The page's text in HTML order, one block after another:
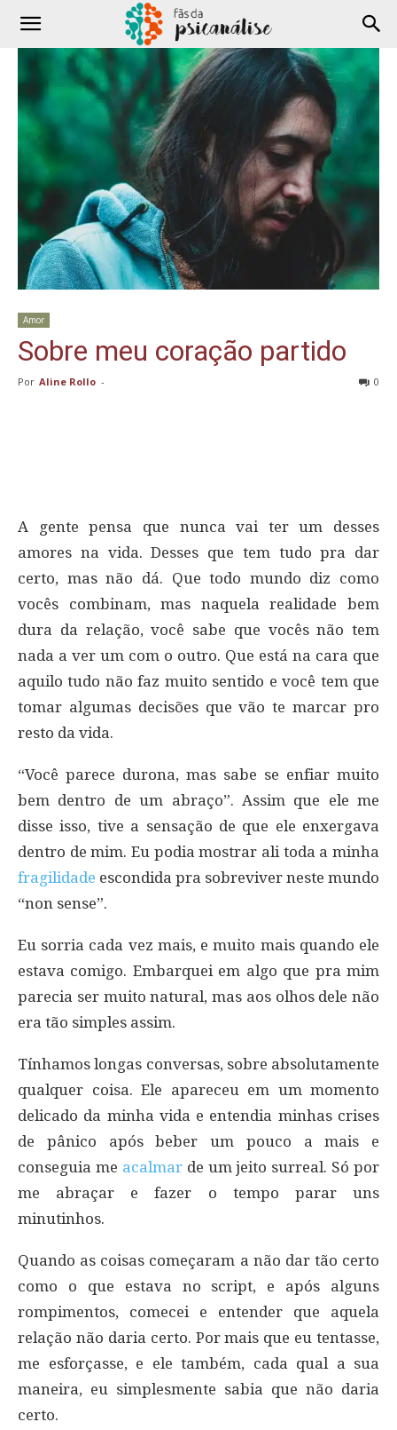
Amor
Sobre meu coração partido
Por Aline Rollo - 0
A gente pensa que nunca vai ter um desses
amores na vida. Desses que tem tudo pra dar
certo, mas não dá. Que todo mundo diz como
vocês combinam, mas naquela realidade bem
dura da relação, você sabe que vocês não tem
nada a ver um com o outro. Que está na cara que
aquilo tudo não faz muito sentido e você tem que
tomar algumas decisões que vão te marcar pro
resto da vida.
“Você parece durona, mas sabe se enfiar muito
bem dentro de um abraço”. Assim que ele me
disse isso, tive a sensação de que ele enxergava
dentro de mim. Eu podia mostrar ali toda a minha
fragilidade escondida pra sobreviver neste mundo
“non sense”.
Eu sorria cada vez mais, e muito mais quando ele
estava comigo. Embarquei em algo que pra mim
parecia ser muito natural, mas aos olhos dele não
era tão simples assim.
Tínhamos longas conversas, sobre absolutamente
qualquer coisa. Ele apareceu em um momento
delicado da minha vida e entendia minhas crises
de pânico após beber um pouco a mais e
conseguia me acalmarde um jeito surreal. Só por
me abraçar e fazer o tempo parar uns
minutinhos.
Quando as coisas começaram a não dar tão certo
como o que estava no script, e após alguns
rompimentos, comecei e entender que aquela
relação não daria certo. Por mais que eu tentasse,
me esforçasse, e ele também, cada qual a sua
maneira, eu simplesmente sabia que não daria
certo.